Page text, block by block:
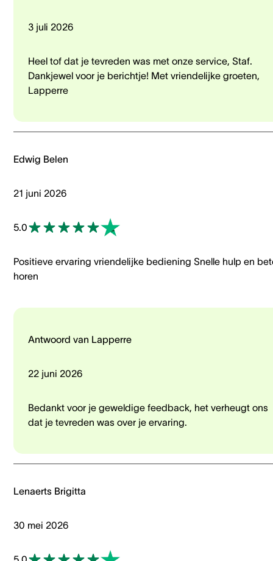
3 juli 2026
Heel tof dat je tevreden was met onze service, Staf.
Dankjewel voor je berichtje! Met vriendelijke groeten,
Lapperre
Edwig Belen
21 juni 2026
5.0
Positieve ervaring vriendelijke bediening Snelle hulp en
horen
Antwoord van Lapperre
22 juni 2026
Bedankt voor je geweldige feedback, het verheugt ons
dat je tevreden was over je ervaring.
Lenaerts Brigitta
30 mei 2026